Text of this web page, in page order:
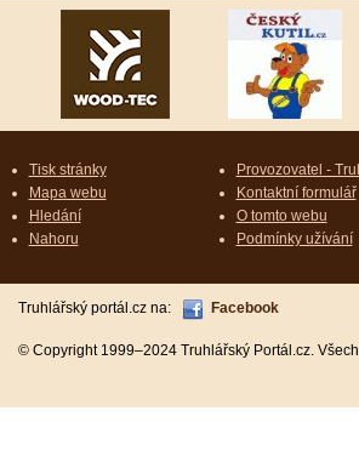
Tisk stránky
Mapa webu
Hledání
Nahoru
Provozovatel -
Kontaktní formulář
O tomto webu
Podmínky užívání
Truhlářský portál.cz na: Facebook
© Copyright 1999–2024 Truhlářský Portál.cz.